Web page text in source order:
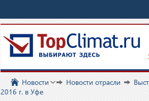
Новости Новости отрасли
2016 г. в Уфе